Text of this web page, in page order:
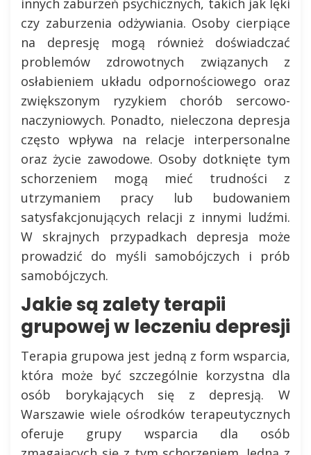
innych zaburzeń psychicznych, takich jak lęki
czy zaburzenia odżywiania. Osoby cierpiące
na depresję mogą również doświadczać
problemów zdrowotnych związanych z
osłabieniem układu odpornościowego oraz
zwiększonym ryzykiem chorób sercowo-
naczyniowych. Ponadto, nieleczona depresja
często wpływa na relacje interpersonalne
oraz życie zawodowe. Osoby dotknięte tym
schorzeniem mogą mieć trudności z
utrzymaniem pracy lub budowaniem
satysfakcjonujących relacji z innymi ludźmi.
W skrajnych przypadkach depresja może
prowadzić do myśli samobójczych i prób
samobójczych.
Jakie są zalety terapii
grupowej w leczeniu depresji
Terapia grupowa jest jedną z form wsparcia,
która może być szczególnie korzystna dla
osób borykających się z depresją. W
Warszawie wiele ośrodków terapeutycznych
oferuje grupy wsparcia dla osób